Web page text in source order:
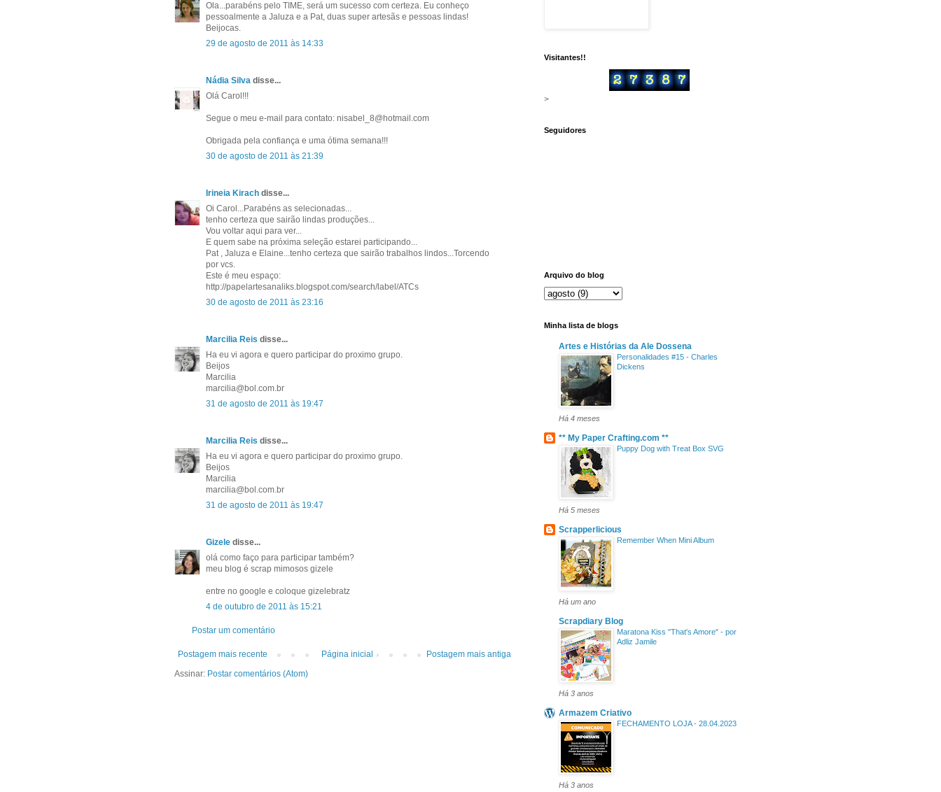
Ola...parabéns pelo TIME, será um sucesso com certeza. Eu conheço
pessoalmente a Jaluza e a Pat, duas super artesãs e pessoas lindas!
Beijocas.
29 de agosto de 2011 às 14:33
Nádia Silva disse...
Olá Carol!!!
Segue o meu e-mail para contato: nisabel_8@hotmail.com
Obrigada pela confiança e uma ótima semana!!!
30 de agosto de 2011 às 21:39
Irineia Kirach disse...
Oi Carol...Parabéns as selecionadas...
tenho certeza que sairão lindas produções...
Vou voltar aqui para ver...
E quem sabe na próxima seleção estarei participando...
Pat , Jaluza e Elaine...tenho certeza que sairão trabalhos lindos...Torcendo
por vcs.
Este é meu espaço:
http://papelartesanaliks.blogspot.com/search/label/ATCs
30 de agosto de 2011 às 23:16
Marcilia Reis disse...
Ha eu vi agora e quero participar do proximo grupo.
Beijos
Marcilia
marcilia@bol.com.br
31 de agosto de 2011 às 19:47
Marcilia Reis disse...
Ha eu vi agora e quero participar do proximo grupo.
Beijos
Marcilia
marcilia@bol.com.br
31 de agosto de 2011 às 19:47
Gizele disse...
olá como faço para participar também?
meu blog é scrap mimosos gizele
entre no google e coloque gizelebratz
4 de outubro de 2011 às 15:21
Postar um comentário
Postagem mais recente Postagem mais antiga
Página inicial
Assinar: Postar comentários (Atom)
Visitantes!!
>
Seguidores
Arquivo do blog
Minha lista de blogs
Artes e Histórias da Ale Dossena
Personalidades #15 - Charles
Dickens
Há 4 meses
** My Paper Crafting.com **
Puppy Dog with Treat Box SVG
Há 5 meses
Scrapperlicious
Remember When Mini Album
Há um ano
Scrapdiary Blog
Maratona Kiss "That's Amore" - por
Adliz Jamile
Há 3 anos
Armazem Criativo
FECHAMENTO LOJA - 28.04.2023
Há 3 anos